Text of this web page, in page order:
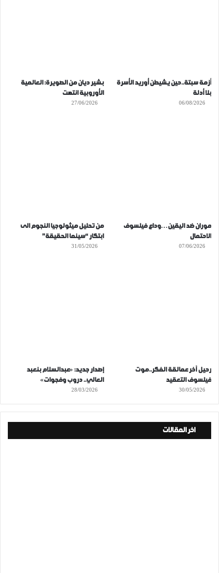
أزمة سبتة..حين يشيطن أوريد الأسرة
بلا أدلة
06/08/2026
بشير ديان من الصويرة: العالمية
الأوروبية انتهت
27/06/2026
موران ضد اليقين…وداع فيلسوف
الاحتمال
07/06/2026
من تحليل ميثولوجيا النجوم الى
ابتكار “سينما الحقيقة”
31/05/2026
رحيل آخر عمالقة الفكر..موت
فيلسوف التعقيد
30/05/2026
إصدار جديد: «عبدالسلام بنعبد
العالي.. دروب وفجوات»
28/03/2026
اخر المقالات